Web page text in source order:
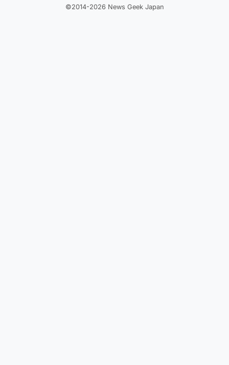
©2014-2026 News Geek Japan